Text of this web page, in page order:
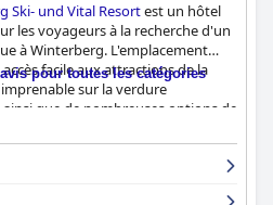
Ski- und Vital Resortest un hôtel
les voyageurs à la recherche d'un
à Winterberg. L'emplacement
facile aux attractions de la
sur la verdure
que de nombreuses options de
Le buffet du petit-déjeuner est
attentif et arrangeant.
propres et confortables,
panoramiques et une vue
pour toutes les catégories